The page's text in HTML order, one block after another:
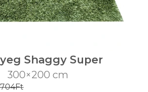
Shaggy Super
300×200 cm